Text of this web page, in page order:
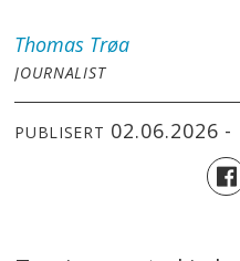
Thomas Trøa
JOURNALIST
PUBLISERT 02.06.2026